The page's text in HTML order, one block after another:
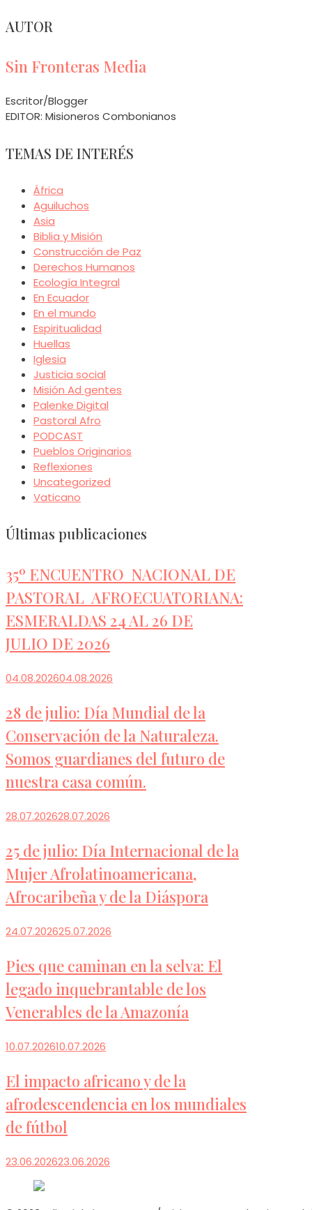
AUTOR
Sin Fronteras Media
Escritor/Blogger
EDITOR: Misioneros Combonianos
TEMAS DE INTERÉS
África
Aguiluchos
Asia
Biblia y Misión
Construcción de Paz
Derechos Humanos
Ecología Integral
En Ecuador
En el mundo
Espiritualidad
Huellas
Iglesia
Justicia social
Misión Ad gentes
Palenke Digital
Pastoral Afro
PODCAST
Pueblos Originarios
Reflexiones
Uncategorized
Vaticano
Últimas publicaciones
35º ENCUENTRO NACIONAL DE
PASTORAL AFROECUATORIANA:
ESMERALDAS 24 AL 26 DE
JULIO DE 2026
04.08.202604.08.2026
28 de julio: Día Mundial de la
Conservación de la Naturaleza.
Somos guardianes del futuro de
nuestra casa común.
28.07.202628.07.2026
25 de julio: Día Internacional de la
Mujer Afrolatinoamericana,
Afrocaribeña y de la Diáspora
24.07.202625.07.2026
Pies que caminan en la selva: El
legado inquebrantable de los
Venerables de la Amazonía
10.07.202610.07.2026
El impacto africano y de la
afrodescendencia en los mundiales
de fútbol
23.06.202623.06.2026